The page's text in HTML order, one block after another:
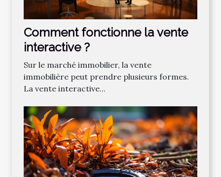
Comment fonctionne la vente
interactive ?
Sur le marché immobilier, la vente
immobilière peut prendre plusieurs formes.
La vente interactive...